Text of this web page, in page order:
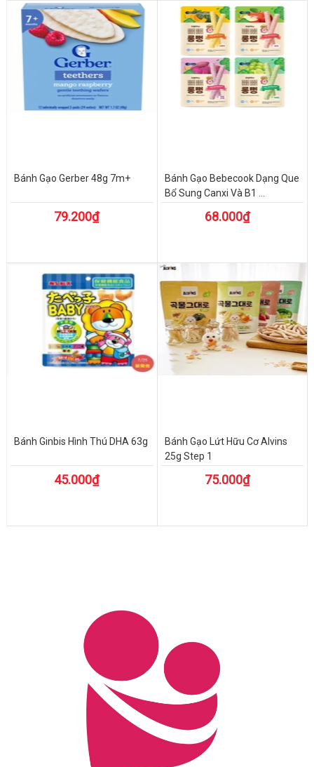
Bánh Gạo Gerber 48g 7m+
79.200₫
Bánh Gạo Bebecook Dạng Que
Bổ Sung Canxi Và B1 ...
68.000₫
Bánh Ginbis Hình Thú DHA 63g
45.000₫
Bánh Gạo Lứt Hữu Cơ Alvins
25g Step 1
75.000₫